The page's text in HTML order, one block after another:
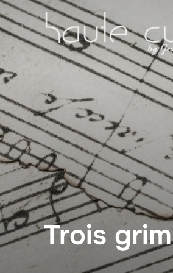
Zum
Inhalt
springen
Trois